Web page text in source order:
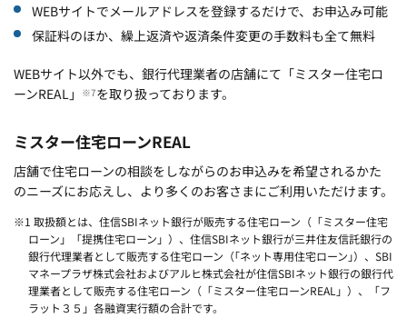
WEBサイトでメールアドレスを登録するだけで、お申込み可能
保証料のほか、繰上返済や返済条件変更の手数料も全て無料
WEBサイト以外でも、銀行代理業者の店舗にて「ミスター住宅ロ
ーンREAL」
※7を取り扱っております。
ミスター住宅ローンREAL
店舗で住宅ローンの相談をしながらのお申込みを希望されるかた
のニーズにお応えし、より多くのお客さまにご利用いただけます。
※1 取扱額とは、住信SBIネット銀行が販売する住宅ローン（「ミスター住宅
ローン」「提携住宅ローン」）、住信SBIネット銀行が三井住友信託銀行の
銀行代理業者として販売する住宅ローン（｢ネット専用住宅ローン｣）、SBI
マネープラザ株式会社およびアルヒ株式会社が住信SBIネット銀行の銀行代
理業者として販売する住宅ローン（「ミスター住宅ローンREAL」）、「フ
ラット３５」各融資実行額の合計です。